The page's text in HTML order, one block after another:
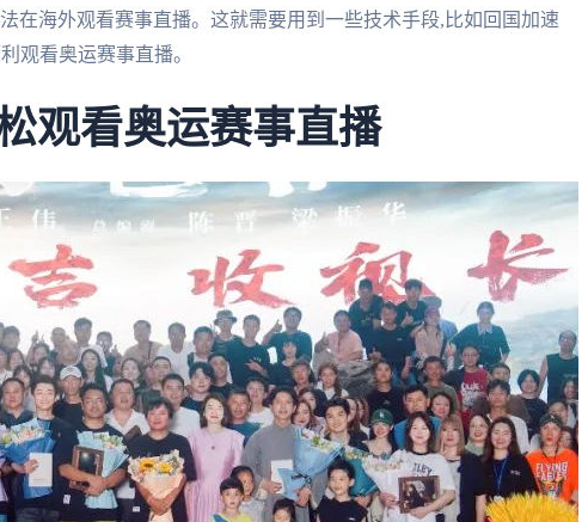
在海外观看赛事直播。这就需要用到一些技术手段,比如回国加速
观看奥运赛事直播。
观看奥运赛事直播